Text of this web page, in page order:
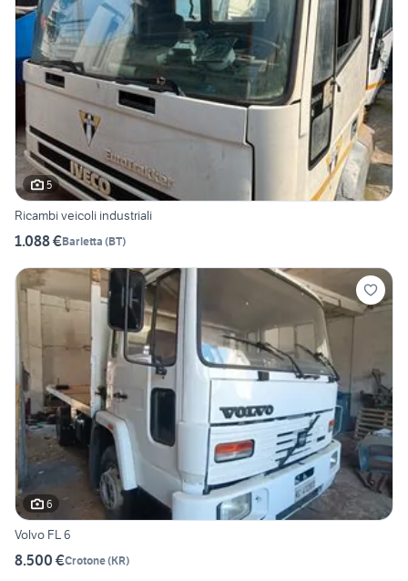
5
Ricambi veicoli industriali
1.088 €Barletta (BT)
6
Volvo FL 6
8.500 €Crotone(KR)